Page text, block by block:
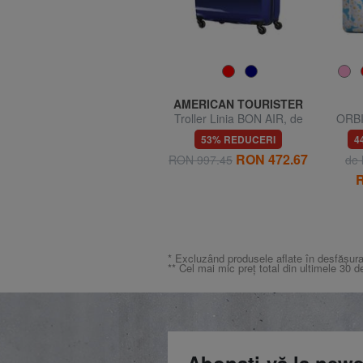
AMERICAN TOURISTER
Troller Linia BON AIR, de
dimensiuni mari
53% REDUCERI
RON 997.45 RON 472.67 de
* Excluzând produsele aflate în
** Cel mai mic preț total din ultimele 30